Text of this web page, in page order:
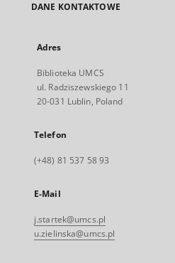
DANE KONTAKTOWE
Adres
Biblioteka UMCS
ul. Radziszewskiego 11
20-031 Lublin, Poland
Telefon
(+48) 81 537 58 93
E-Mail
j.startek@umcs.pl
u.zielinska@umcs.pl